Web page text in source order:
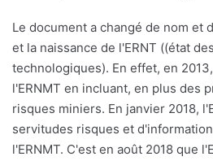
Le document a changé de nom et
et la naissance de l'ERNT ((état
technologiques). En effet, en
l'ERNMT en incluant, en plus des
risques miniers. En janvier 2018,
servitudes risques et
l'ERNMT. C'est en août 2018 que